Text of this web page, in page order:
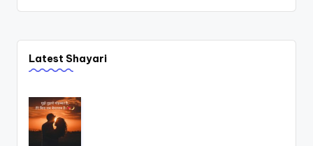
Latest Shayari